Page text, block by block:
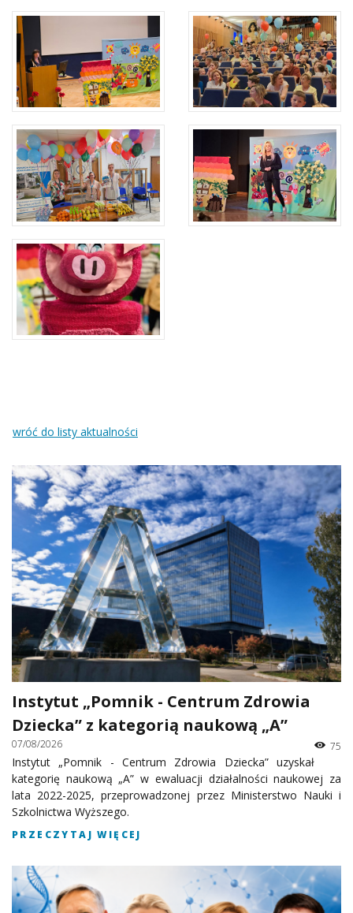
wróć do listy aktualności
Instytut „Pomnik - Centrum Zdrowia
Dziecka” z kategorią naukową „A”
07/08/2026 75
Instytut „Pomnik - Centrum Zdrowia Dziecka” uzyskał
kategorię naukową „A” w ewaluacji działalności naukowej za
lata 2022-2025, przeprowadzonej przez Ministerstwo Nauki i
Szkolnictwa Wyższego.
PRZECZYTAJ WIĘCEJ